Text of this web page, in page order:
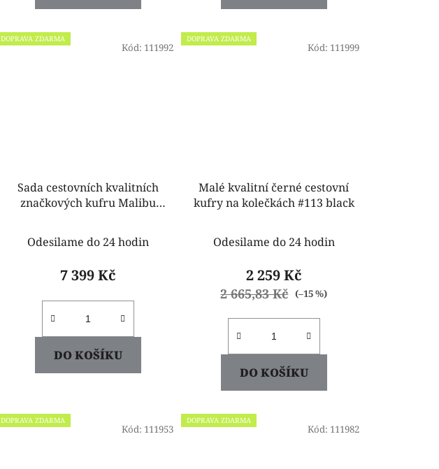
DOPRAVA ZDARMA
Sada cestovních kvalitních
značkových kufru Malibu
Odesilame do 24 hodin
7 399 Kč
DO KOŠÍKU
Kód: 111992
DOPRAVA ZDARMA
Malé kvalitní černé cestovní
kufry na kolečkách #113 black
Odesilame do 24 hodin
2 259 Kč
2 665,83 Kč (–15 %)
DO KOŠÍKU
Kód: 111999
DOPRAVA ZDARMA
Kód: 111953
DOPRAVA ZDARMA
Kód: 111982